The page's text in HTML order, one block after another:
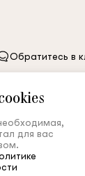
Обратитесь в
для вас